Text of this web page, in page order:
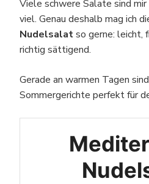
Viele schwere Salate sind mir
viel. Genau deshalb mag ich
Nudelsalatso gerne: leicht,
richtig sättigend.
Gerade an warmen Tagen
Sommergerichte perfekt für